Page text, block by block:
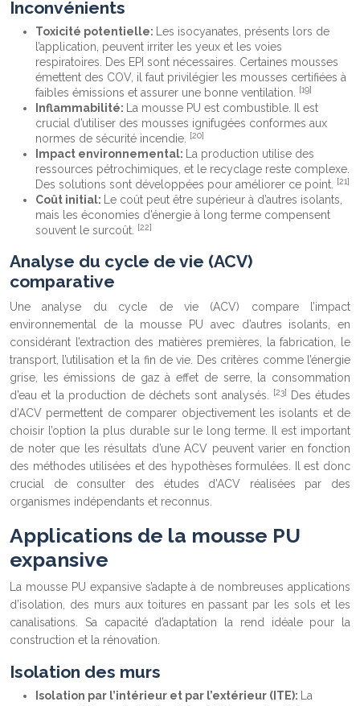
Inconvénients
Toxicité potentielle:
Les isocyanates, présents lors de
l’application, peuvent irriter les yeux et les voies
respiratoires. Des EPI sont nécessaires. Certaines mousses
émettent des COV, il faut privilégier les mousses certifiées à
faibles émissions et assurer une bonne ventilation.
[19]
Inflammabilité:
La mousse PU est combustible. Il est
crucial d’utiliser des mousses ignifugées conformes aux
normes de sécurité incendie.
[20]
Impact environnemental:
La production utilise des
ressources pétrochimiques, et le recyclage reste complexe.
Des solutions sont développées pour améliorer ce point.
[21]
Coût initial:
Le coût peut être supérieur à d’autres isolants,
mais les économies d’énergie à long terme compensent
souvent le surcoût.
[22]
Analyse du cycle de vie (ACV)
comparative
Une analyse du cycle de vie (ACV) compare l’impact
environnemental de la mousse PU avec d’autres isolants, en
considérant l’extraction des matières premières, la fabrication, le
transport, l’utilisation et la fin de vie. Des critères comme l’énergie
grise, les émissions de gaz à effet de serre, la consommation
d’eau et la production de déchets sont analysés.
[23]
Des études
d’ACV permettent de comparer objectivement les isolants et de
choisir l’option la plus durable sur le long terme. Il est important
de noter que les résultats d’une ACV peuvent varier en fonction
des méthodes utilisées et des hypothèses formulées. Il est donc
crucial de consulter des études d’ACV réalisées par des
organismes indépendants et reconnus.
Applications de la mousse PU
expansive
La mousse PU expansive s’adapte à de nombreuses applications
d’isolation, des murs aux toitures en passant par les sols et les
canalisations. Sa capacité d’adaptation la rend idéale pour la
construction et la rénovation.
Isolation des murs
Isolation par l’intérieur et par l’extérieur (ITE):
La